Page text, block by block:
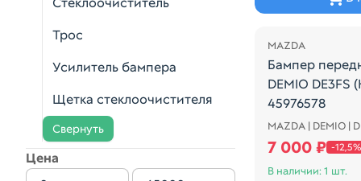
Трос
Усилитель бампера
Щетка стеклоочистителя
Свернуть
Цена
Распродажа
MAZDA
Бампер
DEMIO DE3FS
45976578
Бампер
MAZDA | DEMIO |
7 000 ₽ -12,5%
В наличии: 1 шт.